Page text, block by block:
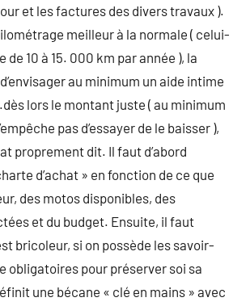
et les factures des divers travaux ).
meilleur à la normale ( celui-
de 10 à 15. 000 km par année ), la
au minimum un aide intime
lors le montant juste ( au minimum
pas d’essayer de le baisser ),
proprement dit. Il faut d’abord
d’achat » en fonction de ce que
des motos disponibles, des
et du budget. Ensuite, il faut
bricoleur, si on possède les savoir-
obligatoires pour préserver soi sa
une bécane « clé en mains » avec